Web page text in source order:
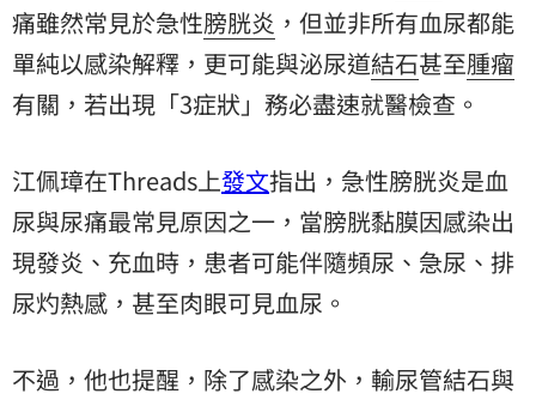
痛雖然常見於急性膀胱炎 ，但並非所有血尿都能
單純以感染解釋，更可能與泌尿道結石甚至腫瘤
有關，若出現「3症狀」務必盡速就醫檢查。
江佩璋在Threads上發文指出，急性膀胱炎是血
尿與尿痛最常見原因之一，當膀胱黏膜因感染出
現發炎、充血時，患者可能伴隨頻尿、急尿、排
尿灼熱感，甚至肉眼可見血尿。
不過，他也提醒，除了感染之外，輸尿管結石與